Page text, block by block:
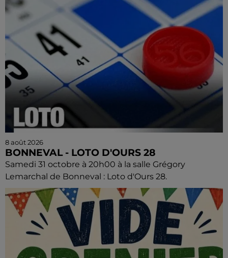
8 août 2026
BONNEVAL - LOTO D'OURS 28
Samedi 31 octobre à 20h00 à la salle Grégory
Lemarchal de Bonneval : Loto d'Ours 28.